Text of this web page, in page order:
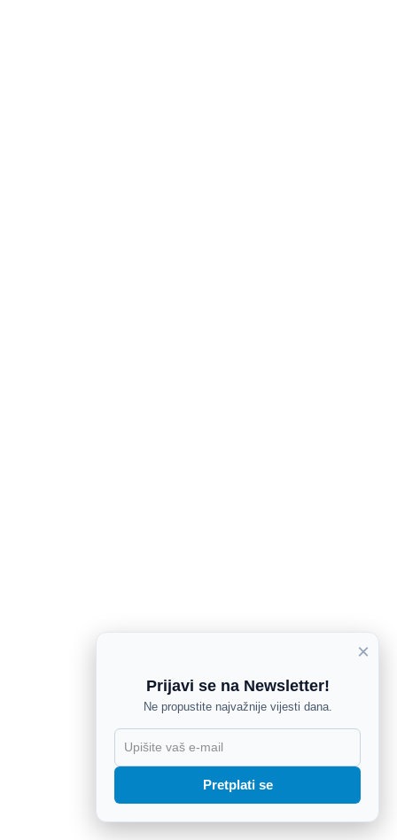
×
Prijavi se na Newsletter!
Ne propustite najvažnije vijesti dana.
Pretplati se